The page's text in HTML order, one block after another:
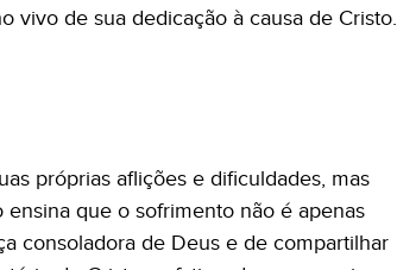
vivo de sua dedicação à causa de Cristo.
próprias aflições e dificuldades, mas
que o sofrimento não é apenas
consoladora de Deus e de compartilhar